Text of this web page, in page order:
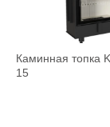
Каминная топка
15